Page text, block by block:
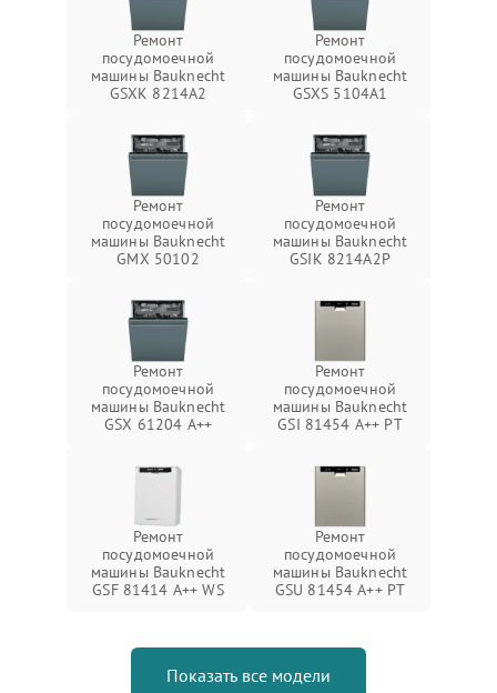
Ремонт
посудомоечной
машины Bauknecht
GSXK 8214A2
Ремонт
посудомоечной
машины Bauknecht
GSXS 5104A1
Ремонт
посудомоечной
машины Bauknecht
GMX 50102
Ремонт
посудомоечной
машины Bauknecht
GSIK 8214A2P
Ремонт
посудомоечной
машины Bauknecht
GSX 61204 A++
Ремонт
посудомоечной
машины Bauknecht
GSI 81454 A++ PT
Ремонт
посудомоечной
машины Bauknecht
GSF 81414 A++ WS
Ремонт
посудомоечной
машины Bauknecht
GSU 81454 A++ PT
Показать все модели